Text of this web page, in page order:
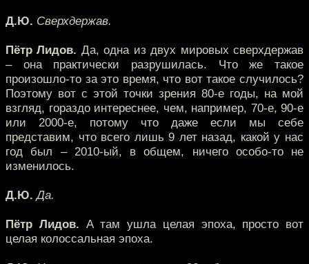
Д.Ю. Сверхдержав.
Пётр Лидов. Да, одна из двух мировых сверхдержав
– она практически разрушилась. Что же такое
произошло-то за это время, что вот такое случилось?
Поэтому вот с этой точки зрения 80-е годы, на мой
взгляд, гораздо интереснее, чем, например, 70-е, 90-е
или 2000-е, потому что даже если мы себе
представим, что всего лишь 9 лет назад, какой у нас
год был – 2010-ый, в общем, ничего особо-то не
изменилось.
Д.Ю. Да.
Пётр Лидов. А там ушла целая эпоха, просто вот
целая колоссальная эпоха.